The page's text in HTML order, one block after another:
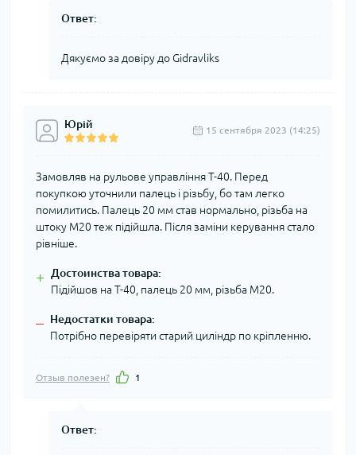
Ответ:
Дякуємо за довіру до Gidravliks
Юрій 15 сентября 2023 (14:25)
Замовляв на рульове управління Т-40. Перед
покупкою уточнили палець і різьбу, бо там легко
помилитись. Палець 20 мм став нормально, різьба на
штоку М20 теж підійшла. Після заміни керування стало
рівніше.
+ Достоинства товара:
Підійшов на Т-40, палець 20 мм, різьба М20.
– Недостатки товара:
Потрібно перевіряти старий циліндр по кріпленню.
Отзыв полезен? 1
Ответ: